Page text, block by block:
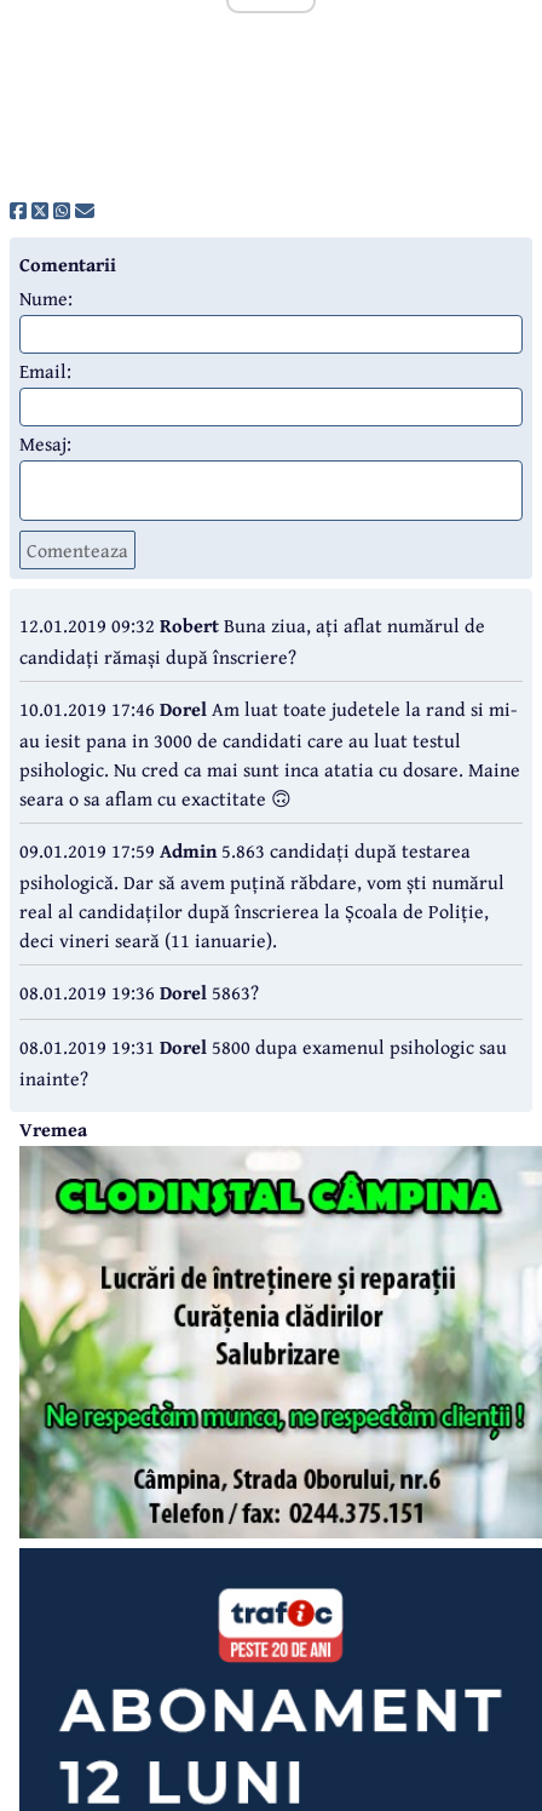
Comentarii
Nume:
Email:
Mesaj:
Comenteaza
12.01.2019 09:32 RobertBuna ziua, ați aflat numărul de
candidați rămași după înscriere?
10.01.2019 17:46 DorelAm luat toate judetele la rand si mi-
au iesit pana in 3000 de candidati care au luat testul
psihologic. Nu cred ca mai sunt inca atatia cu dosare. Maine
seara o sa aflam cu exactitate 🙃
09.01.2019 17:59 Admin5.863 candidați după testarea
psihologică. Dar să avem puțină răbdare, vom ști numărul
real al candidaților după înscrierea la Școala de Poliție,
deci vineri seară (11 ianuarie).
08.01.2019 19:36 Dorel5863?
08.01.2019 19:31 Dorel5800 dupa examenul psihologic sau
inainte?
Vremea